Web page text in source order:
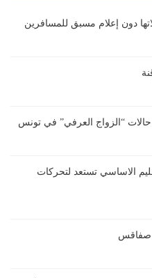
دون إعلام مسبق للمسافرين
حالات “الزواج العرفي” في تونس
الاساسي تستعد لتحركات